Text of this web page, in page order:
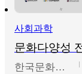
사회과학
한국문화예술교육진흥원